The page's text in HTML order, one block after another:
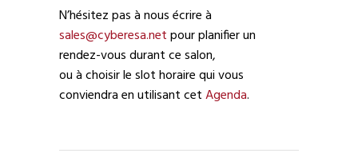
N’hésitez pas à nous écrire à
sales@cyberesa.netpour planifier un
rendez-vous durant ce salon,
ou à choisir le slot horaire qui vous
conviendra en utilisant cetAgenda.